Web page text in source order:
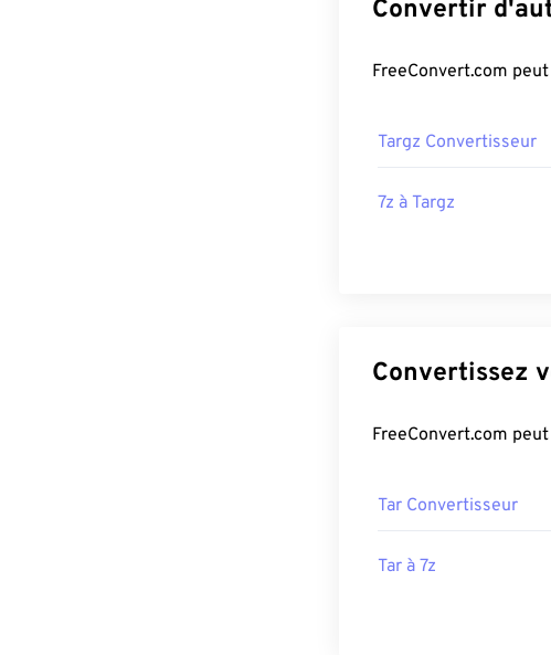
Targz Convertisseur
7z à Targz
Tar Convertisseur
Tar à 7z